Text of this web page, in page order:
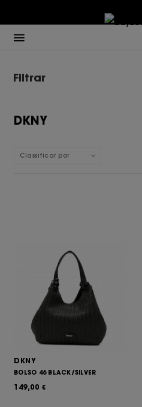
DKNY
Classificar por
DKNY
BOLSO 46 BLACK/SILVER
149,00 €
Filtrar